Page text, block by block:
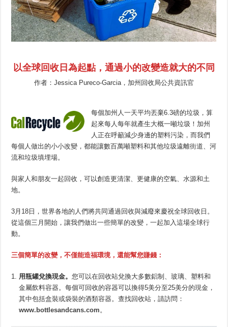
以全球回收日為起點，通過小的改變造就大的不同
作者：Jessica Pureco-Garcia，加州回收局公共資訊官
每個加州人一天平均丟棄6.3磅的垃圾，算
起來每人每年就產生大概一噸垃圾！加州
人正在呼籲減少身邊的塑料污染，而我們
每個人做出的小小改變，都能讓數百萬噸塑料和其他垃圾遠離街道、河
流和垃圾填埋場。
與家人和朋友一起回收，可以創造更清潔、更健康的空氣、水源和土
地。
3月18日，世界各地的人們將共同通過回收與減廢來慶祝全球回收日。
從這個三月開始，讓我們做出一些簡單的改變，一起加入這場全球行
動。
三個簡單的改變，不僅能造福環境，還能幫您賺錢：
用瓶罐兌換現金。您可以在回收站兌換大多數鋁制、玻璃、塑料和
金屬飲料容器。每個可回收的容器可以換得5美分至25美分的現金，
其中包括盒裝或袋裝的酒類容器。查找回收站，請訪問：
www.bottlesandcans.com。